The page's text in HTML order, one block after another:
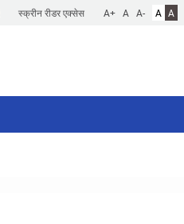
स्क्रीन रीडर एक्सेस A+ A A- A A